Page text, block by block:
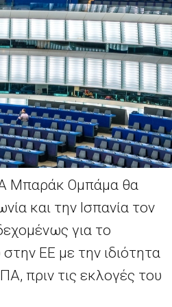
Μπαράκ Ομπάμα θα
και την Ισπανία τον
για το
στην ΕΕ με την ιδιότητα
πριν τις εκλογές του